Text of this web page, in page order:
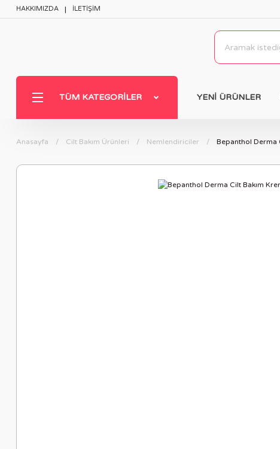
HAKKIMIZDA İLETİŞİM
TÜM KATEGORILER YENİ ÜRÜNLER
Anasayfa Cilt Bakım Ürünleri Nemlendiriciler Bepanthol Derma